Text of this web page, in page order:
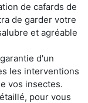
de cafards de
de garder votre
et agréable
d'un
les interventions
vos insectes.
pour vous